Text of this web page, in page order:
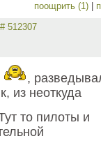
поощрить (1) |
# 512307
,
из неоткуда
то пилоты и